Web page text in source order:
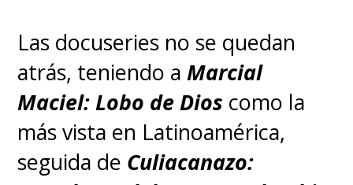
Las docuseries no se quedan
atrás, teniendo a Marcial
Maciel: Lobo de Dios como la
más vista en Latinoamérica,
seguida de Culiacanazo: